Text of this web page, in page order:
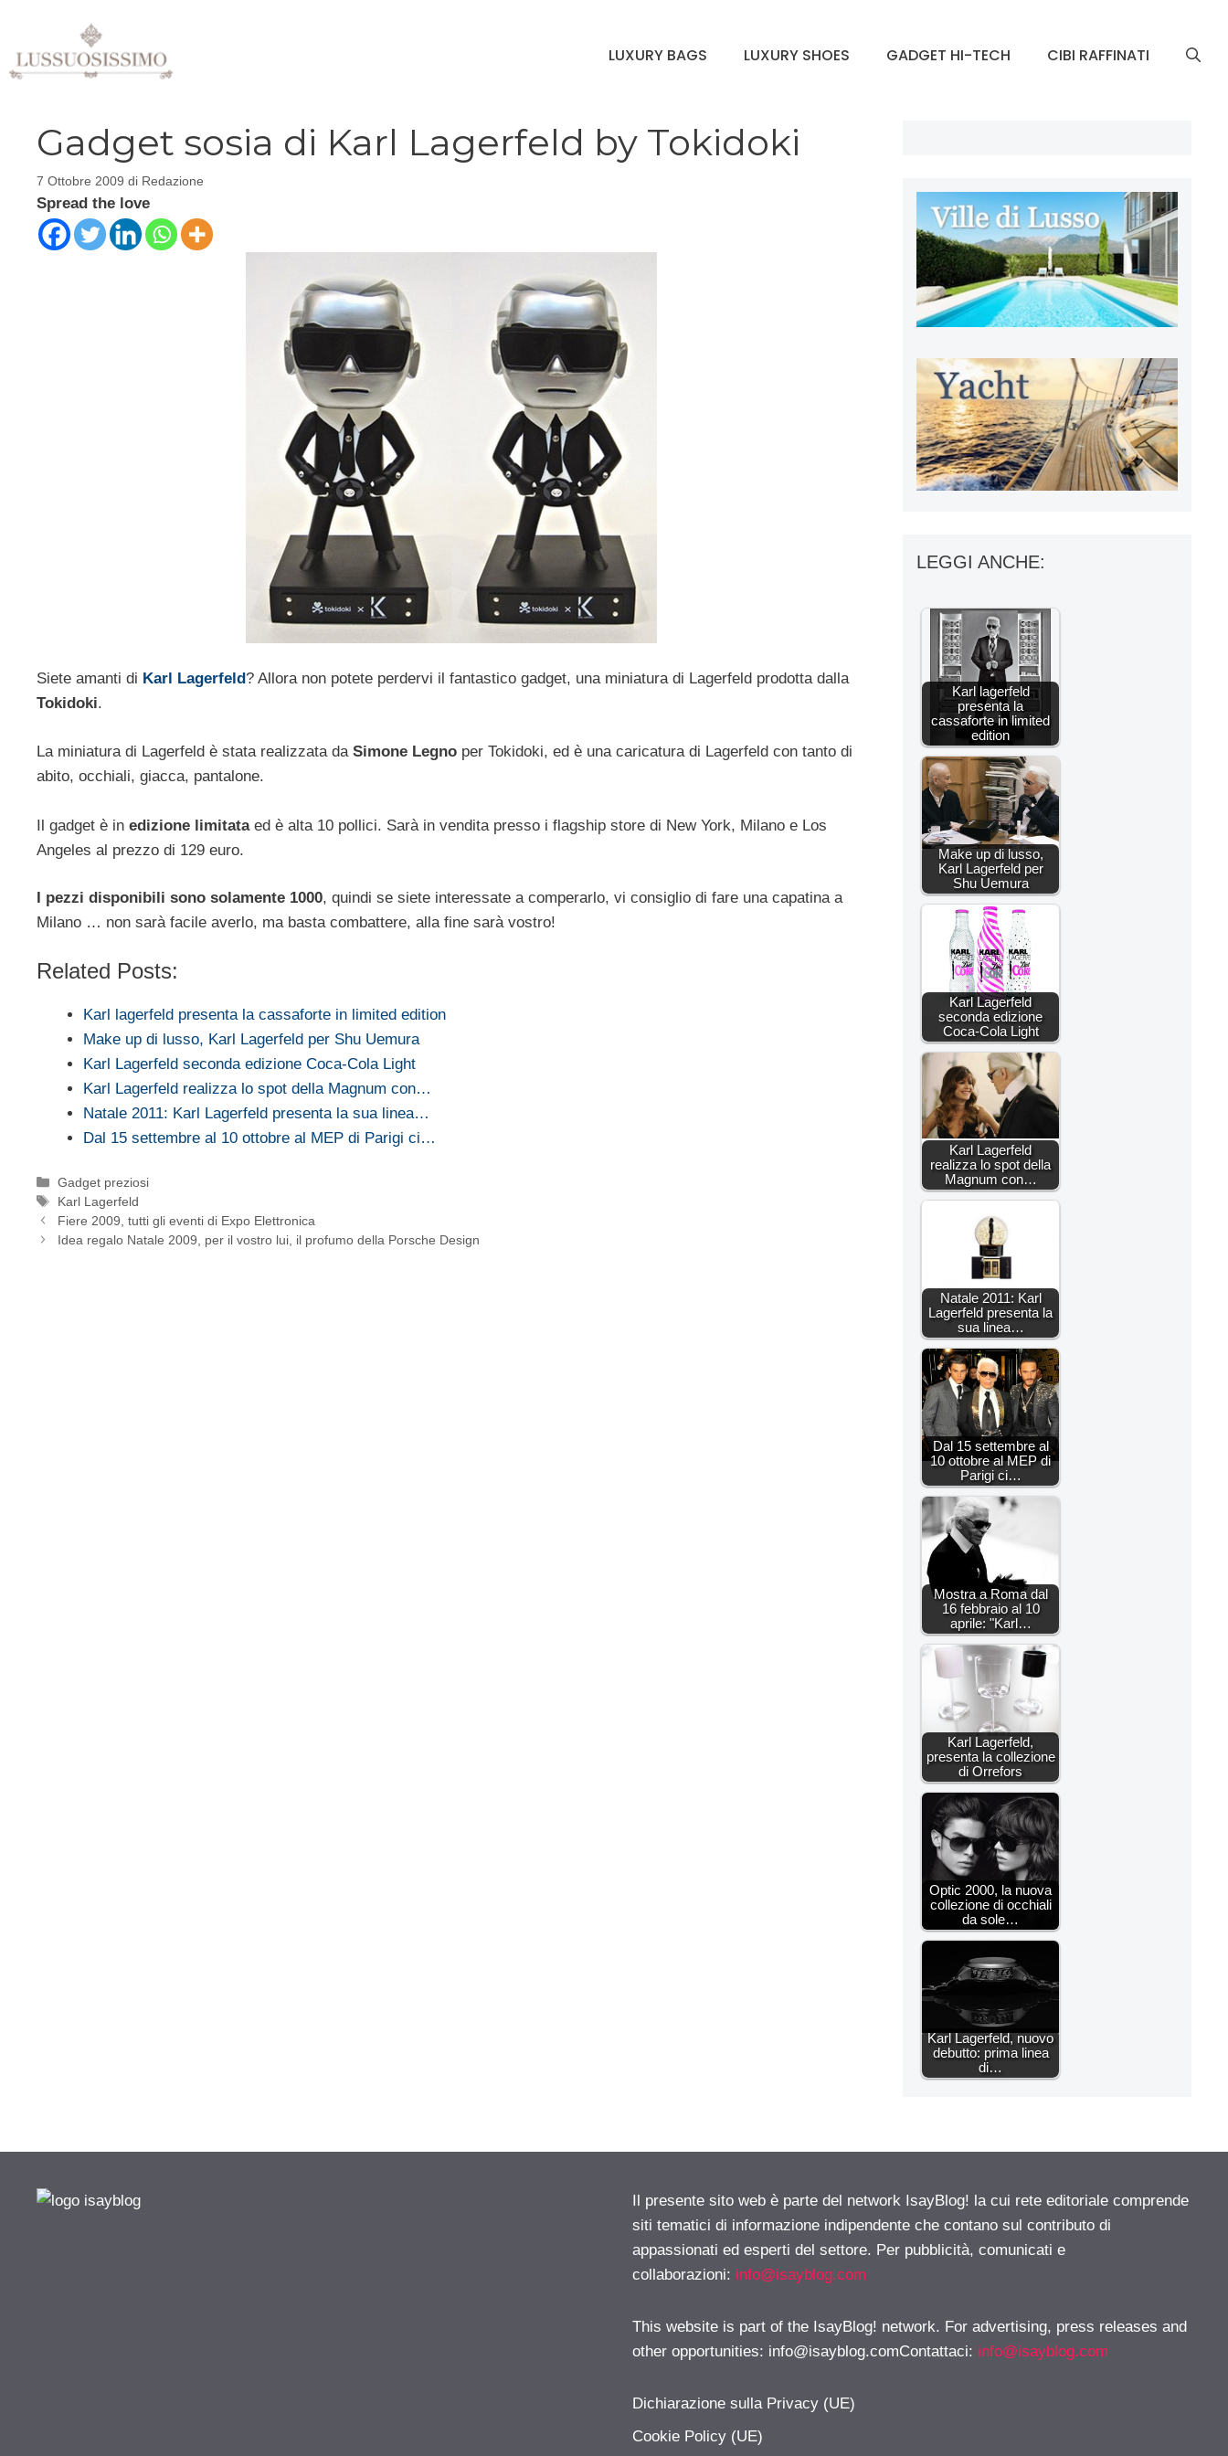
contenuto
LUXURY BAGS LUXURY SHOES GADGET HI-TECH CIBI RAFFINATI
Gadget sosia di Karl Lagerfeld by Tokidoki
7 Ottobre 2009 di Redazione
Spread the love
Siete amanti di Karl Lagerfeld? Allora non potete perdervi il fantastico gadget, una miniatura di Lagerfeld prodotta dalla
Tokidoki.
La miniatura di Lagerfeld è stata realizzata da Simone Legno per Tokidoki, ed è una caricatura di Lagerfeld con tanto di
abito, occhiali, giacca, pantalone.
Il gadget è in edizione limitata ed è alta 10 pollici. Sarà in vendita presso i flagship store di New York, Milano e Los
Angeles al prezzo di 129 euro.
I pezzi disponibili sono solamente 1000, quindi se siete interessate a comperarlo, vi consiglio di fare una capatina a
Milano … non sarà facile averlo, ma basta combattere, alla fine sarà vostro!
Related Posts:
Karl lagerfeld presenta la cassaforte in limited edition
Make up di lusso, Karl Lagerfeld per Shu Uemura
Karl Lagerfeld seconda edizione Coca-Cola Light
Karl Lagerfeld realizza lo spot della Magnum con…
Natale 2011: Karl Lagerfeld presenta la sua linea…
Dal 15 settembre al 10 ottobre al MEP di Parigi ci…
Categorie
Gadget preziosi
Tag
Karl Lagerfeld
Fiere 2009, tutti gli eventi di Expo Elettronica
Idea regalo Natale 2009, per il vostro lui, il profumo della Porsche Design
LEGGI ANCHE:
Karl lagerfeld
presenta la
cassaforte in limited
edition
Make up di lusso,
Karl Lagerfeld per
Shu Uemura
Karl Lagerfeld
seconda edizione
Coca-Cola Light
Karl Lagerfeld
realizza lo spot della
Magnum con…
Natale 2011: Karl
Lagerfeld presenta la
sua linea…
Dal 15 settembre al
10 ottobre al MEP di
Parigi ci…
Mostra a Roma dal
16 febbraio al 10
aprile: "Karl…
Karl Lagerfeld,
presenta la collezione
di Orrefors
Optic 2000, la nuova
collezione di occhiali
da sole…
Karl Lagerfeld, nuovo
debutto: prima linea
di…
Il presente sito web è parte del network IsayBlog! la cui rete editoriale comprende
siti tematici di informazione indipendente che contano sul contributo di
appassionati ed esperti del settore. Per pubblicità, comunicati e
collaborazioni: info@isayblog.com
This website is part of the IsayBlog! network. For advertising, press releases and
other opportunities: info@isayblog.comContattaci: info@isayblog.com
Dichiarazione sulla Privacy (UE)
Cookie Policy (UE)